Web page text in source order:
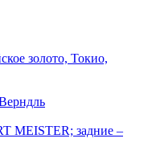
золото, Токио,
MEISTER; задние –